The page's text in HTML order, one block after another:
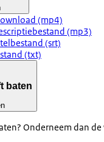
(mp4)
(mp3)
(srt)
(txt)
baten
Onderneem dan